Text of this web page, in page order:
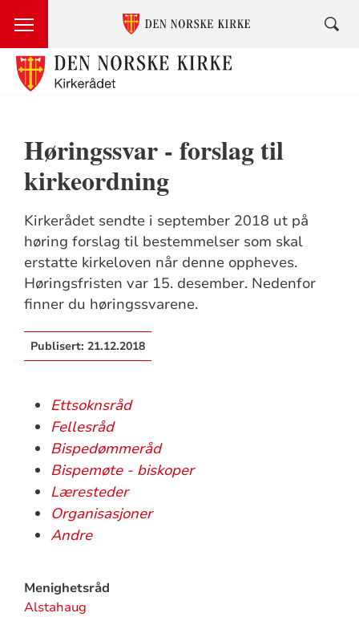
Høringssvar - forslag til
kirkeordning
Kirkerådet sendte i september 2018 ut på
høring forslag til bestemmelser som skal
erstatte kirkeloven når denne oppheves.
Høringsfristen var 15. desember. Nedenfor
finner du høringssvarene.
Publisert: 21.12.2018
Ettsoknsråd
Fellesråd
Bispedømmeråd
Bispemøte - biskoper
Læresteder
Organisasjoner
Andre
Menighetsråd
Alstahaug